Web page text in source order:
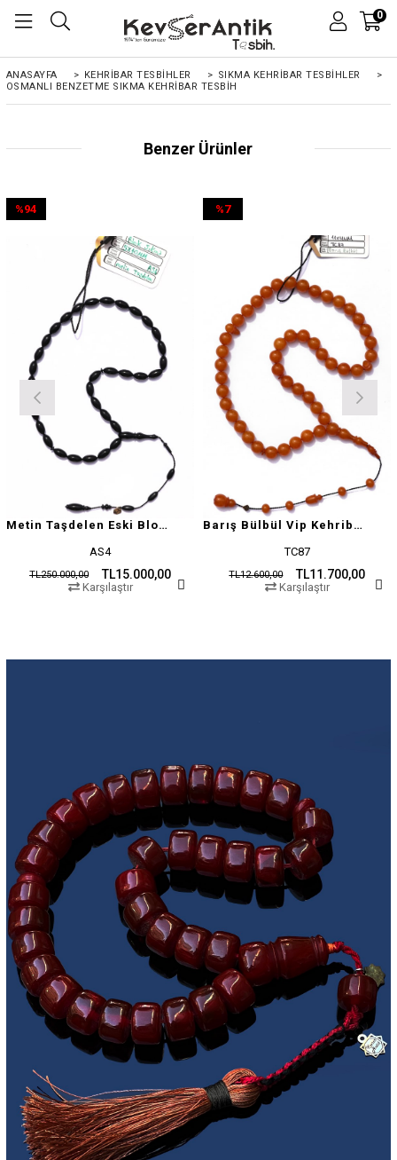
0
ANASAYFA > KEHRIBAR TESBIHLER > SIKMA KEHRİBAR TESBİHLER
>
OSMANLI BENZETME SIKMA KEHRIBAR TESBIH
Benzer Ürünler
Metin Taşdelen Eski Blok Sıkma
AS4
TL15.000,00
TL250.000,00
%94
Karşılaştır
Barış Bülbül Vip Kehribar Tesbih
TC87
TL11.700,00
TL12.600,00
%7
Karşılaştır